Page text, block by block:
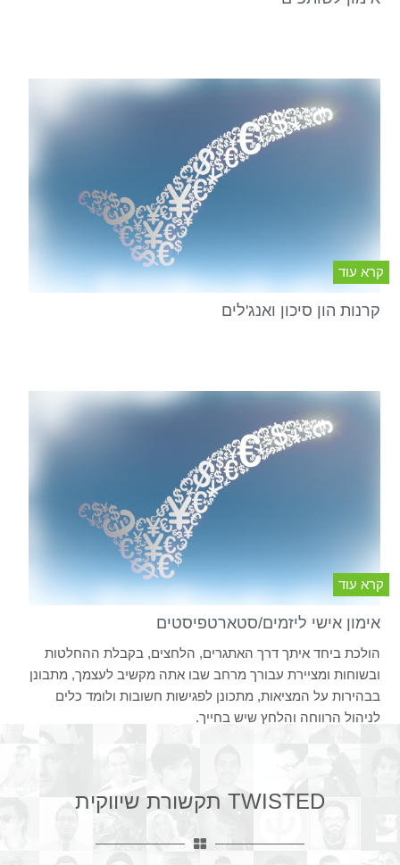
קרא עוד
קרנות הון סיכון ואנג'לים
קרא עוד
אימון אישי ליזמים/סטארטפיסטים
הולכת ביחד איתך דרך האתגרים, הלחצים, בקבלת ההחלטות
ובשוחות ומציירת עבורך מרחב שבו אתה מקשיב לעצמך, מתבונן
בבהירות על המציאות, מתכונן לפגישות חשובות ולומד כלים
לניהול הרווחה והלחץ שיש בחייך.
TWISTED תקשורת שיווקית